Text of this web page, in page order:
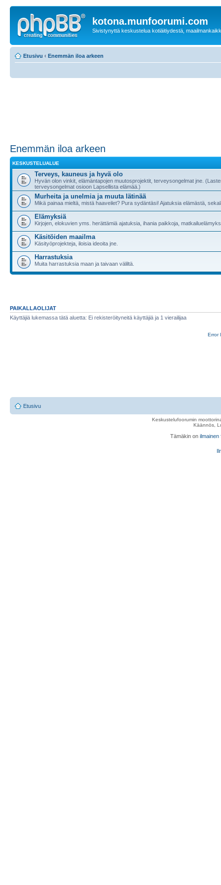
kotona.munfoorumi.com
Sivistynyttä keskustelua kotiäitiydestä,
Etusivu ‹ Enemmän iloa arkeen
Enemmän iloa arkeen
KESKUSTELUALUE
Terveys, kauneus ja hyvä olo
Hyvän olon vinkit, elämäntapojen muutosprojektit, terveysongelmat jne.
terveysongelmat osioon Lapsellista elämää.)
Murheita ja unelmia ja muuta lätinää
Mikä painaa mieltä, mistä haaveilet? Pura sydäntäsi! Ajatuksia elämästä,
Elämyksiä
Kirjojen, elokuvien yms. herättämiä ajatuksia, ihania paikkoja,
Käsitöiden maailma
Käsityöprojekteja, iloisia ideoita jne.
Harrastuksia
Muita harrastuksia maan ja taivaan väliltä.
PAIKALLAOLIJAT
Käyttäjiä lukemassa tätä aluetta: Ei rekisteröityneitä käyttäjiä ja 1 vierailijaa
Error
Etusivu
Keskustelufoorumin
Käännös,
Tämäkin on ilmainen